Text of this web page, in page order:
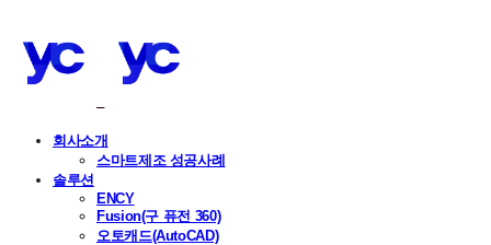
회사소개
스마트제조 성공사례
솔루션
ENCY
Fusion(구 퓨전 360)
오토캐드(AutoCAD)